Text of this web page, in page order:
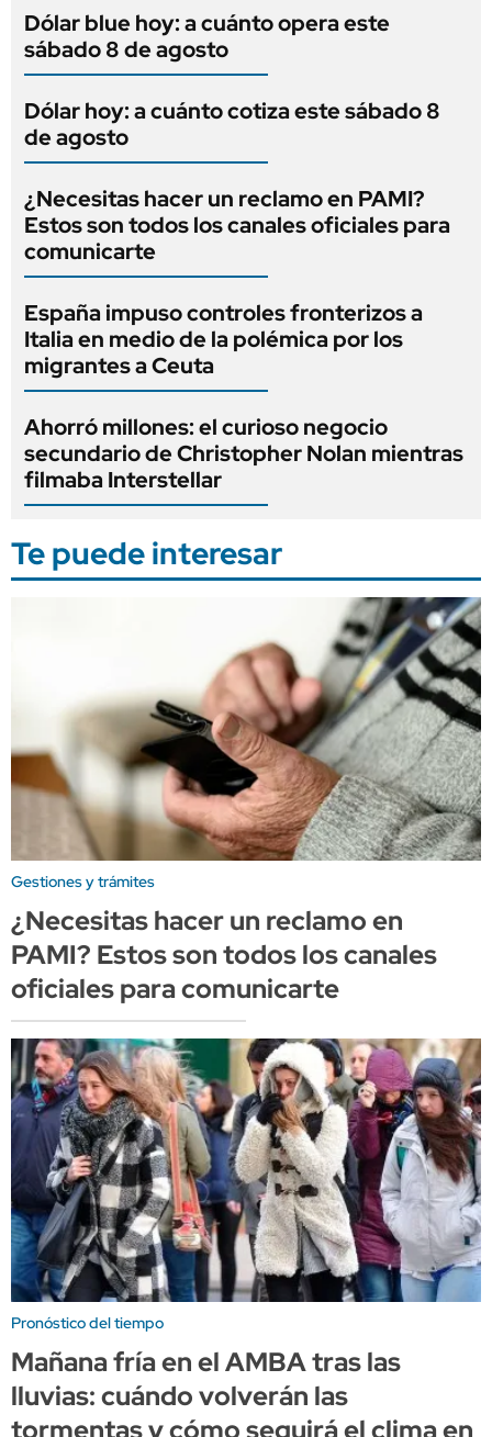
Dólar blue hoy: a cuánto opera este
sábado 8 de agosto
Dólar hoy: a cuánto cotiza este sábado 8
de agosto
¿Necesitas hacer un reclamo en PAMI?
Estos son todos los canales oficiales para
comunicarte
España impuso controles fronterizos a
Italia en medio de la polémica por los
migrantes a Ceuta
Ahorró millones: el curioso negocio
secundario de Christopher Nolan mientras
filmaba Interstellar
Te puede interesar
Gestiones y trámites
¿Necesitas hacer un reclamo en
PAMI? Estos son todos los canales
oficiales para comunicarte
Pronóstico del tiempo
Mañana fría en el AMBA tras las
lluvias: cuándo volverán las
tormentas y cómo seguirá el clima en